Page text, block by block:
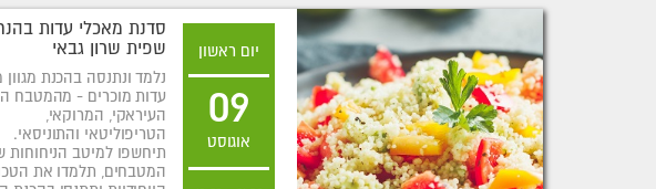
יום ראשון
09
אוגוסט
סדנת מאכלי עדות
שפית שרון גבאי
נלמד ונתנסה בהכנת מגוון
עדות מוכרים - מהמטבח
העיראקי, המרוקאי,
הטריפוליטאי והתוניסאי.
תיחשפו למיטב הניחוחות
המטבחים, תלמדו את